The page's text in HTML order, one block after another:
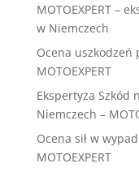
MOTOEXPERT –
w Niemczech
Ocena uszkodzeń
MOTOEXPERT
Ekspertyza Szkód
Niemczech –
Ocena sił w
MOTOEXPERT